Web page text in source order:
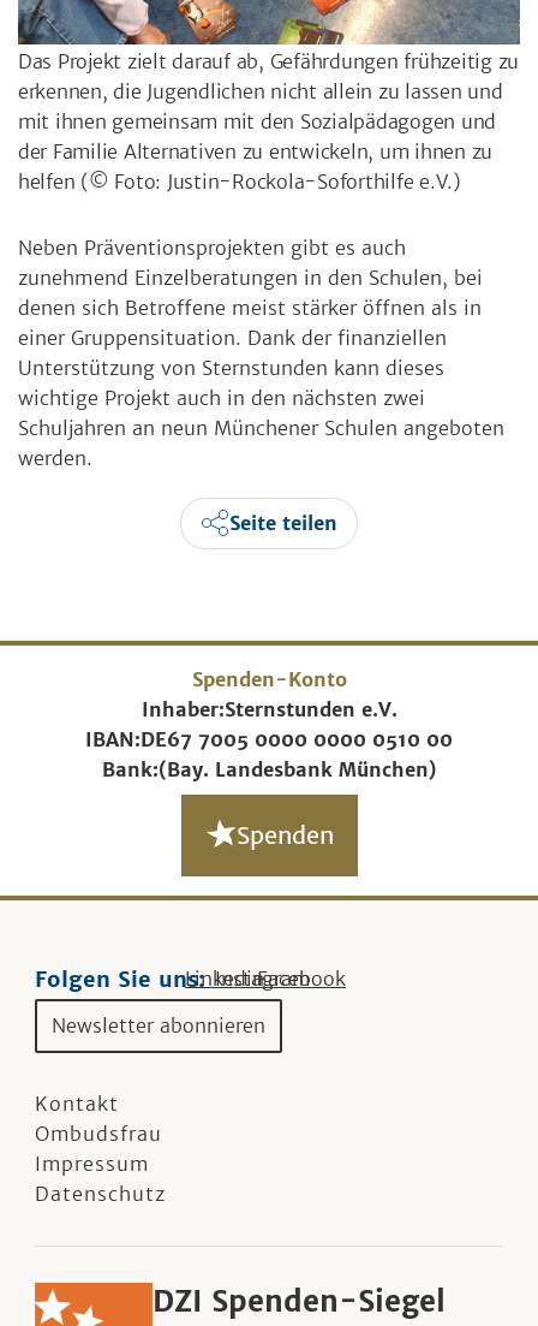
Das Projekt zielt darauf ab, Gefährdungen frühzeitig zu
erkennen, die Jugendlichen nicht allein zu lassen und
mit ihnen gemeinsam mit den Sozialpädagogen und
der Familie Alternativen zu entwickeln, um ihnen zu
helfen (© Foto: Justin-Rockola-Soforthilfe e.V.)
Neben Präventionsprojekten gibt es auch
zunehmend Einzelberatungen in den Schulen, bei
denen sich Betroffene meist stärker öffnen als in
einer Gruppensituation. Dank der finanziellen
Unterstützung von Sternstunden kann dieses
wichtige Projekt auch in den nächsten zwei
Schuljahren an neun Münchener Schulen angeboten
werden.
Seite teilen
Spenden-Konto
Inhaber:Sternstunden e.V.
IBAN:DE67 7005 0000 0000 0510 00
Bank:(Bay. Landesbank München)
Spenden
Folgen Sie uns:Linkedin
Instagram
Facebook
Newsletter abonnieren
Kontakt
Ombudsfrau
Impressum
Datenschutz
DZI Spenden-Siegel